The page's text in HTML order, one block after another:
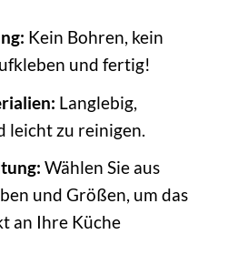
Kein Bohren, kein
und fertig!
Langlebig,
leicht zu reinigen.
Wählen Sie aus
und Größen, um das
an Ihre Küche